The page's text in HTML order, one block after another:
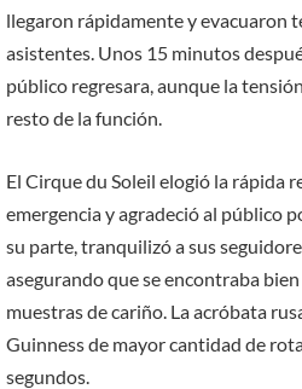
llegaron rápidamente y evacuaron
asistentes. Unos 15 minutos
público regresara, aunque la
resto de la función.
El Cirque du Soleil elogió la rápida
emergencia y agradeció al público
su parte, tranquilizó a sus
asegurando que se encontraba
muestras de cariño. La acróbata
Guinness de mayor cantidad de
segundos.